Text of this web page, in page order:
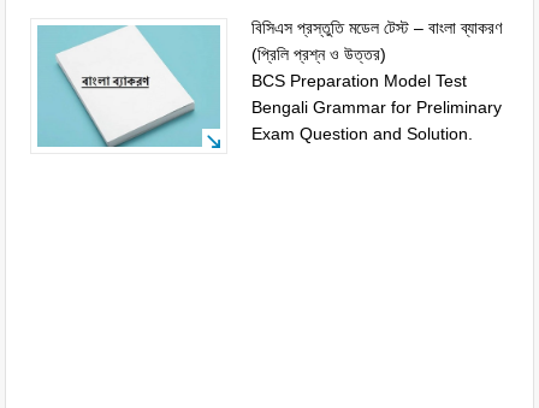
বিসিএস প্রস্তুতি মডেল টেস্ট – বাংলা ব্যাকরণ
(প্রিলি প্রশ্ন ও উত্তর)
BCS Preparation Model Test
Bengali Grammar for Preliminary
Exam Question and Solution.